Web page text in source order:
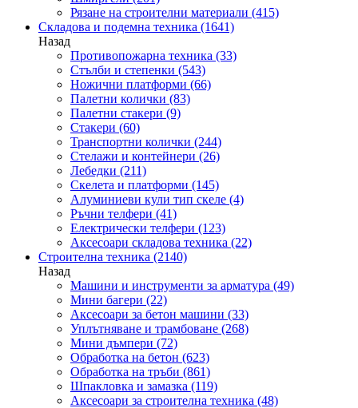
Рязане на строителни материали (415)
Складова и подемна техника (1641)
Назад
Противопожарна техника (33)
Стълби и степенки (543)
Ножични платформи (66)
Палетни колички (83)
Палетни стакери (9)
Стакери (60)
Транспортни колички (244)
Стелажи и контейнери (26)
Лебедки (211)
Скелета и платформи (145)
Алуминиеви кули тип скеле (4)
Ръчни телфери (41)
Електрически телфери (123)
Аксесоари складова техника (22)
Строителна техника (2140)
Назад
Машини и инструменти за арматура (49)
Мини багери (22)
Аксесоари за бетон машини (33)
Уплътняване и трамбоване (268)
Мини дъмпери (72)
Обработка на бетон (623)
Обработка на тръби (861)
Шпакловка и замазка (119)
Аксесоари за строителна техника (48)